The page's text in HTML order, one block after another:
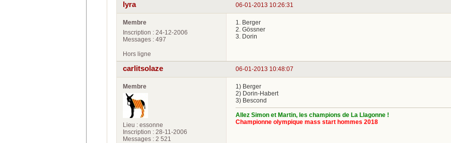
06-01-2013 10:26:31
lyra
Membre
Inscription : 24-12-2006
Messages : 497
1. Berger
2. Gössner
3. Dorin
Hors ligne
06-01-2013 10:48:07
carlitsolaze
Membre
Lieu : essonne
Inscription : 28-11-2006
Messages : 2 521
1) Berger
2) Dorin-Habert
3) Bescond
Allez Simon et Martin, les champions de La Llagonne !
Championne olympique mass start hommes 2018